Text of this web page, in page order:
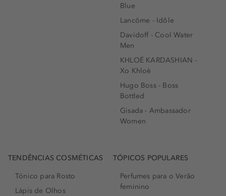
Blue
Lancôme - Idôle
Davidoff - Cool Water
Men
KHLOÉ KARDASHIAN -
Xo Khloè
Hugo Boss - Boss
Bottled
Gisada - Ambassador
Women
TENDÊNCIAS COSMÉTICAS
Tónico para Rosto
Lápis de Olhos
TÓPICOS POPULARES
Perfumes para o Verão
feminino